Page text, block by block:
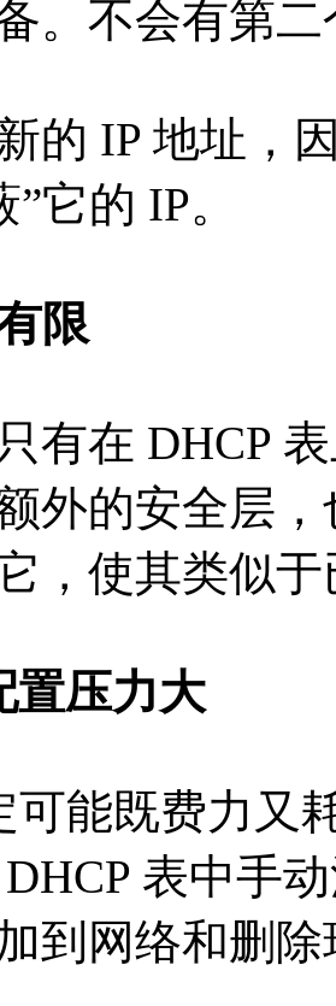
。不会有第
的 IP 地址，
它的 IP。
限
有在 DHCP
外的安全层
，使其类似
置压力大
可能既费力又
表中手
到网络和删